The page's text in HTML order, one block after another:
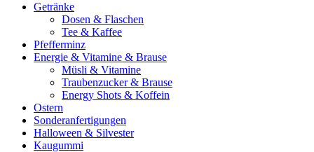
Getränke
Dosen & Flaschen
Tee & Kaffee
Pfefferminz
Energie & Vitamine & Brause
Müsli & Vitamine
Traubenzucker & Brause
Energy Shots & Koffein
Ostern
Sonderanfertigungen
Halloween & Silvester
Kaugummi